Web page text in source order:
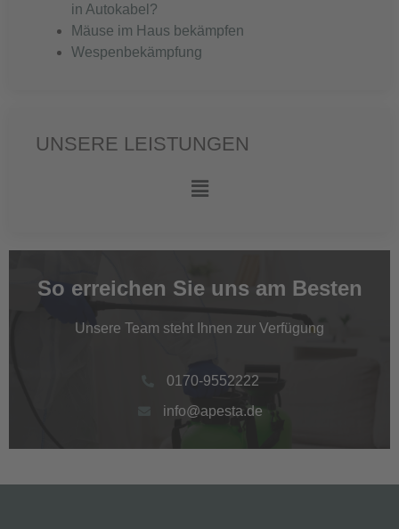
in Autokabel?
Mäuse im Haus bekämpfen
Wespenbekämpfung
UNSERE LEISTUNGEN
So erreichen Sie uns am Besten
Unsere Team steht Ihnen zur Verfügung
0170-9552222
info@apesta.de